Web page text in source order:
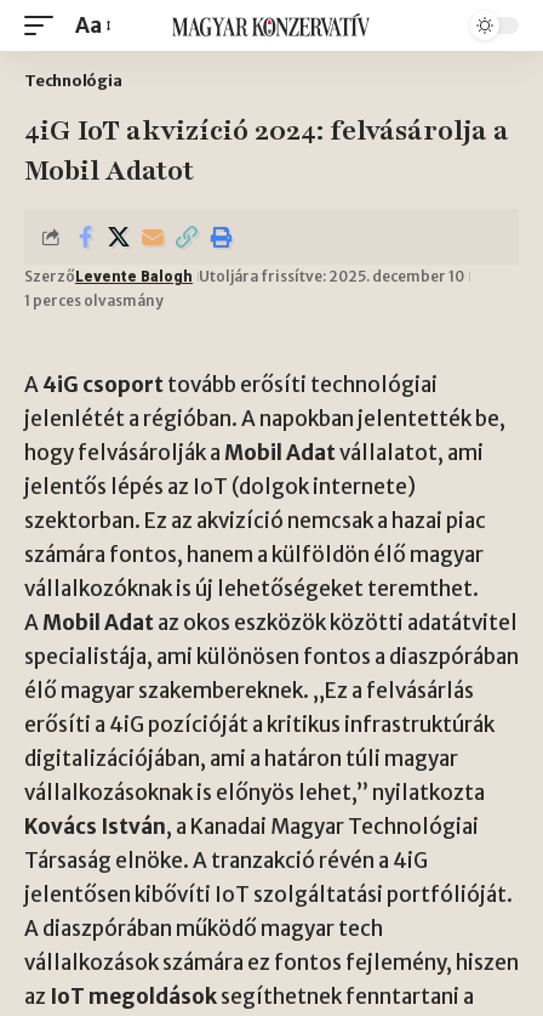
Aa
Technológia
4iG IoT akvizíció 2024: felvásárolja a
Mobil Adatot
Szerző Levente Balogh Utoljára frissítve: 2025. december 10
1 perces olvasmány
A4iG csoporttovább erősíti technológiai
jelenlétét a régióban. A napokban jelentették be,
hogy felvásárolják aMobil Adatvállalatot, ami
jelentős lépés az IoT (dolgok internete)
szektorban. Ez az akvizíció nemcsak a hazai piac
számára fontos, hanem a külföldön élő magyar
vállalkozóknak is új lehetőségeket teremthet.
AMobil Adataz okos eszközök közötti adatátvitel
specialistája, ami különösen fontos a diaszpórában
élő magyar szakembereknek. „Ez a felvásárlás
erősíti a 4iG pozícióját a kritikus infrastruktúrák
digitalizációjában, ami a határon túli magyar
vállalkozásoknak is előnyös lehet,” nyilatkozta
Kovács István, a Kanadai Magyar Technológiai
Társaság elnöke. A tranzakció révén a 4iG
jelentősen kibővíti IoT szolgáltatási portfólióját.
A diaszpórában működő magyar tech
vállalkozások számára ez fontos fejlemény, hiszen
az IoT megoldásoksegíthetnek fenntartani a